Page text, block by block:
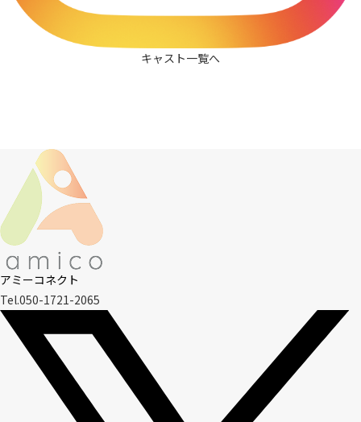
キャスト一覧へ
アミーコネクト
Tel.050-1721-2065